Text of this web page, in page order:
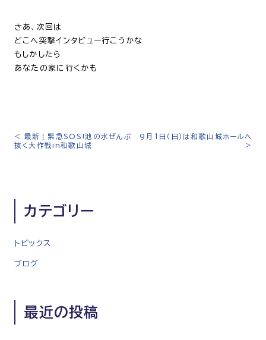
さあ、次回は
どこへ突撃インタビュー行こうかな
もしかしたら
あなたの家に行くかも
投
ー
ョ
ン
<
最新！緊急SOS!池の水ぜんぶ
抜く大作戦in和歌山城
9月１日（日）は和歌山城ホールへ
>
カテゴリー
トピックス
ブログ
最近の投稿